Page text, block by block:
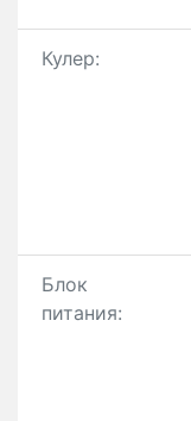
Кулер:
Блок
питания: